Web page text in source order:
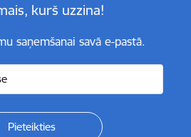
kurš uzzina!
saņemšanai savā e-pastā.